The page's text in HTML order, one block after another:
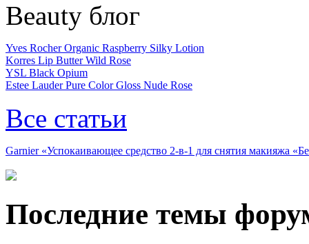
Beauty блог
Yves Rocher Organic Raspberry Silky Lotion
Korres Lip Butter Wild Rose
YSL Black Opium
Estee Lauder Pure Color Gloss Nude Rose
Все статьи
Garnier «Успокаивающее средство 2-в-1 для снятия макияжа
Последние темы